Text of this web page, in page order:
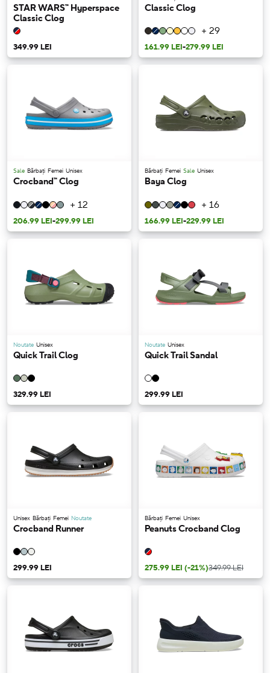
STAR WARS™ Hyperspace
Classic Clog
349.99 LEI
Classic Clog
+ 29
161.99 LEI-279.99 LEI
Sale Bărbați Femei Unisex
Crocband™ Clog
+ 12
206.99 LEI-299.99 LEI
Bărbați Femei Sale Unisex
Baya Clog
+ 16
166.99 LEI-229.99 LEI
Noutate Unisex
Quick Trail Clog
329.99 LEI
Noutate Unisex
Quick Trail Sandal
299.99 LEI
Unisex Bărbați Femei Noutate
Crocband Runner
299.99 LEI
Bărbați Femei Unisex
Peanuts Crocband Clog
275.99 LEI (-21%)349.99 LEI